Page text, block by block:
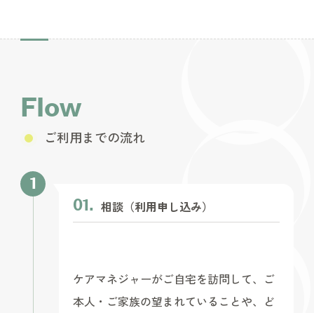
Flow
ご利用までの流れ
相談（利用申し込み）
ケアマネジャーがご自宅を訪問して、ご
本人・ご家族の望まれていることや、ど